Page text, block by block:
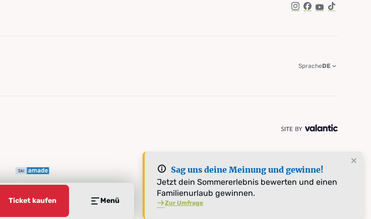
Ticket kaufen Menü
Sag uns deine Meinung und gewinne!
Jetzt dein Sommererlebnis bewerten und einen
Familienurlaub gewinnen.
Zur Umfrage
Instagram
Facebook
YouTube
TikTok
SpracheDE